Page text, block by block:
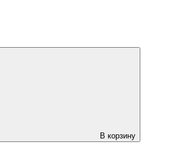
В корзину